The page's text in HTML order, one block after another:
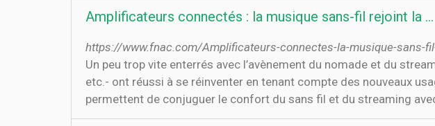
Amplificateurs connectés : la musique sans-fil rejoint la ...
https://www.fnac.com/Amplificateurs-connectes-la-musique-sans-
Un peu trop vite enterrés avec l’avènement du nomade et du
etc.- ont réussi à se réinventer en tenant compte des nouveaux
permettent de conjuguer le confort du sans fil et du streaming